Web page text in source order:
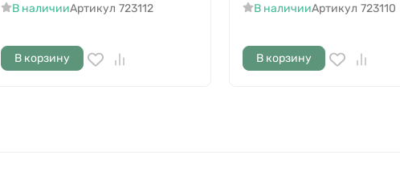
В наличииАртикул 723112
В корзину
В наличииАртикул 723110
В корзину